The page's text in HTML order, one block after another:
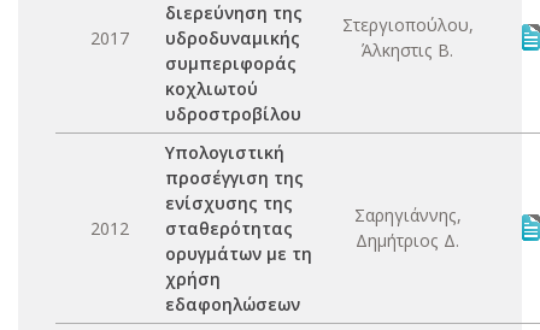
2017
διερεύνηση της
υδροδυναμικής
συμπεριφοράς
κοχλιωτού
υδροστροβίλου
Στεργιοπούλου,
Άλκηστις Β.
2012
Υπολογιστική
προσέγγιση της
ενίσχυσης της
σταθερότητας
ορυγμάτων με τη
χρήση
εδαφοηλώσεων
Σαρηγιάννης,
Δημήτριος Δ.